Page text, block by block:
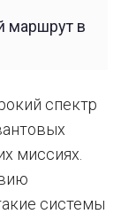
маршрут в
спектр
миссиях.
системы